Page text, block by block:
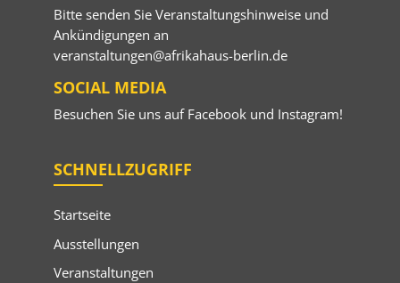
Bitte senden Sie Veranstaltungshinweise und
Ankündigungen an
veranstaltungen@afrikahaus-berlin.de
SOCIAL MEDIA
Besuchen Sie uns auf Facebookund Instagram!
SCHNELLZUGRIFF
Startseite
Ausstellungen
Veranstaltungen